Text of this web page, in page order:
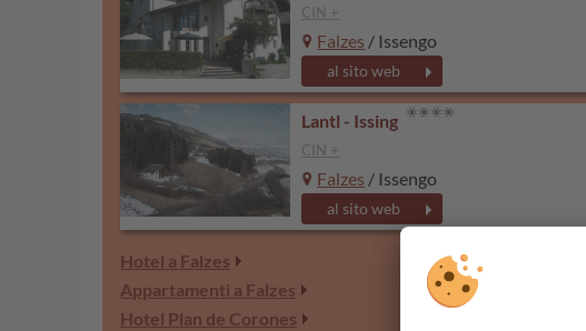
CIN +
Falzes / Issengo
al sito web
Lantl - Issing
CIN +
Falzes / Issengo
al sito web
Hotel a Falzes
Appartamenti a Falzes
Hotel Plan de Corones